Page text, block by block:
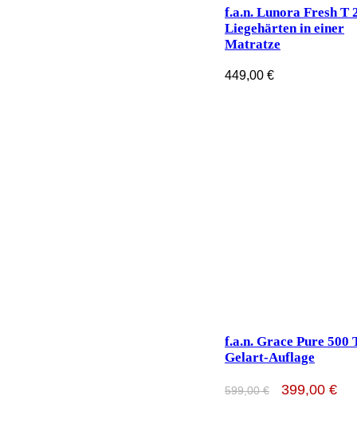
f.a.n. Lunora Fresh T
Liegehärten in einer
Matratze
449,00 €
f.a.n. Grace Pure 500
Gelart-Auflage
599,00€ 399,00 €